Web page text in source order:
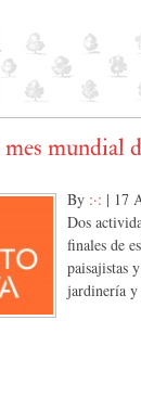
mundial
By :·: | 17
Dos
finales de
paisajistas
jardinería